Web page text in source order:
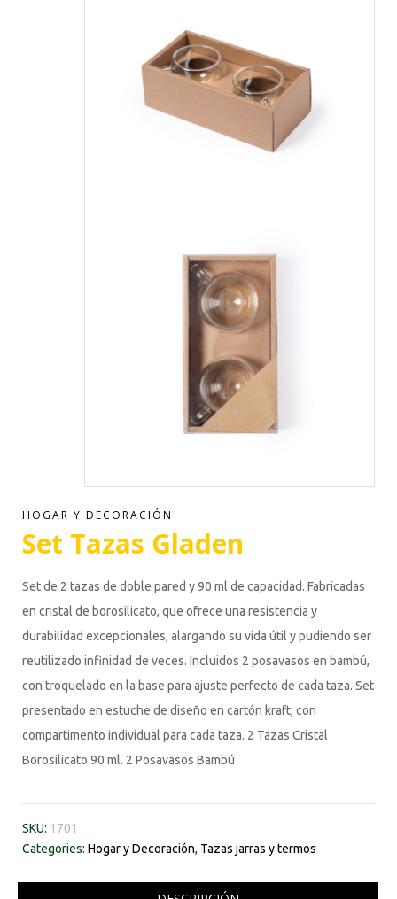
HOGAR Y DECORACIÓN
Set Tazas Gladen
Set de 2 tazas de doble pared y 90 ml de capacidad. Fabricadas
en cristal de borosilicato, que ofrece una resistencia y
durabilidad excepcionales, alargando su vida útil y pudiendo ser
reutilizado infinidad de veces. Incluidos 2 posavasos en bambú,
con troquelado en la base para ajuste perfecto de cada taza. Set
presentado en estuche de diseño en cartón kraft, con
compartimento individual para cada taza. 2 Tazas Cristal
Borosilicato 90 ml. 2 Posavasos Bambú
SKU: 1701
Categories: Hogar y Decoración, Tazas jarras y termos